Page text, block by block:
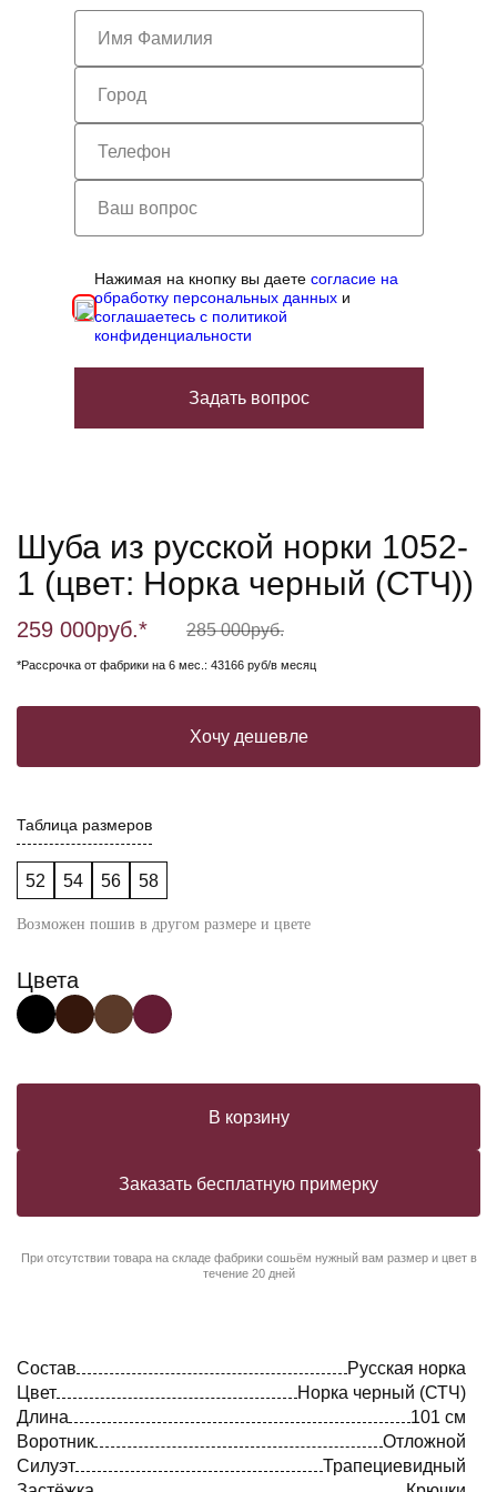
Нажимая на кнопку вы даетесогласие на
обработку персональных данных и
соглашаетесь с политикой
конфиденциальности
Задать вопрос
Шуба из русской норки 1052-
1 (цвет: Норка черный (СТЧ))
259 000руб.* 285 000руб.
*Рассрочка от фабрики на 6 мес.: 43166 руб/в месяц
Хочу дешевле
Таблица размеров
52 54 56 58
Возможен пошив в другом размере и цвете
Цвета
В корзину
Заказать бесплатную примерку
При отсутствии товара на складе фабрики сошьём нужный вам размер и цвет в
течение 20 дней
Состав
Русская норка
Цвет
Норка черный (СТЧ)
Длина
101 см
Воротник
Отложной
Силуэт
Трапециевидный